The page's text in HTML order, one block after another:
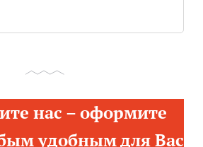
нас – оформите
удобным для Вас